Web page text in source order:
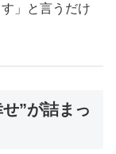
」と言うだけ
”が詰まっ